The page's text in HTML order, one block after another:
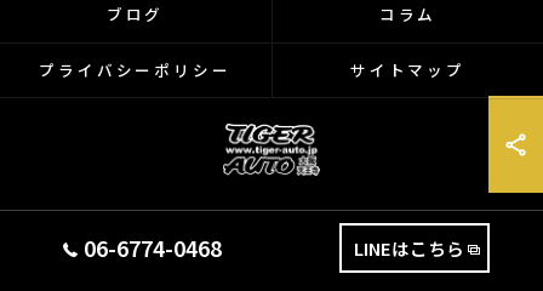
06-6774-0468 LINEはこちら
ブログ コラム
プライバシーポリシー サイトマップ